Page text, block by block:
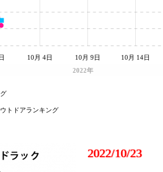
2022年
10月 4日 10月 9日 10月 14日
トドアランキング
2022/10/23